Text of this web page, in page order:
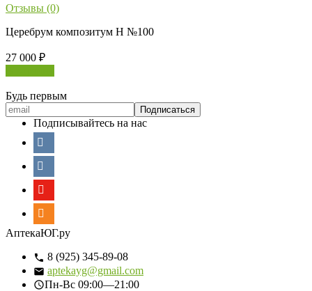
Отзывы (0)
Церебрум композитум Н №100
27 000 ₽
Будь первым
Подписывайтесь на нас
АптекаЮГ.ру
8 (925) 345-89-08
aptekayg@gmail.com
Пн-Вс 09:00—21:00